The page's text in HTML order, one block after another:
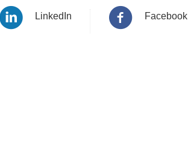
LinkedIn Facebook